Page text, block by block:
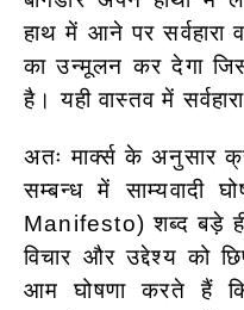
हाथ में आने पर सर्वहारा
का उन्मूलन कर देगा
है। यही वास्तव में
अतः मार्क्स के अनुसार
सम्बन्ध में साम्यवादी
Manifesto) शब्द बड़े ही
विचार और उद्देश्य को
आम घोषणा करते हैं कि